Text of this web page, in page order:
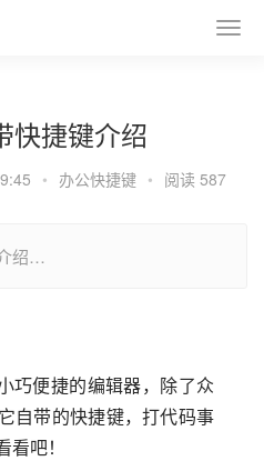
快捷键介绍
• 办公快捷键 • 阅读 587
绍…
巧便捷的编辑器，除了众
自带的快捷键，打代码事
吧！